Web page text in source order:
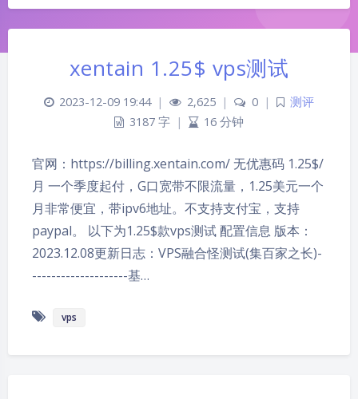
夜间模式
xentain 1.25$ vps测试
2023-12-09 19:44 | 2,625 | 0 |
测评
3187 字 | 16 分钟
官网：https://billing.xentain.com/ 无优惠码 1.25$/
月 一个季度起付，G口宽带不限流量，1.25美元一个
月非常便宜，带ipv6地址。不支持支付宝，支持
paypal。 以下为1.25$款vps测试 配置信息 版本：
2023.12.08更新日志：VPS融合怪测试(集百家之长)-
--------------------基…
vps